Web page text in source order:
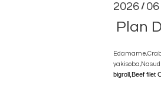
2026 / 06
Plan
bigroll, Beef filet